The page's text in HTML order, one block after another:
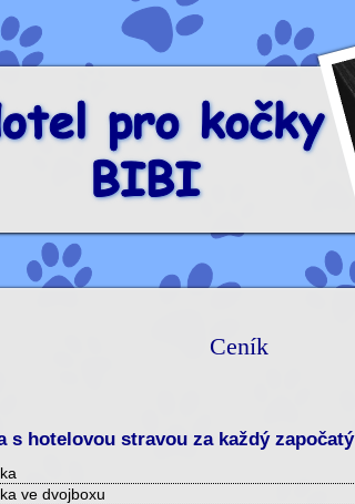
Ceník
s hotelovou stravou za každý
ve dvojboxu